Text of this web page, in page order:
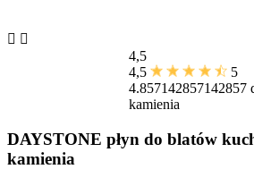
 
4,5
4,5
5
4.857142857142857
kamienia
DAYSTONE płyn do blatów
kamienia